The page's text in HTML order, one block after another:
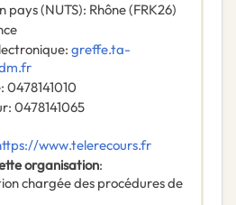
pays (NUTS): Rhône(FRK26)
: greffe.ta-
: 0478141010
: 0478141065
www.telerecours.fr
organisation:
chargée des procédures de